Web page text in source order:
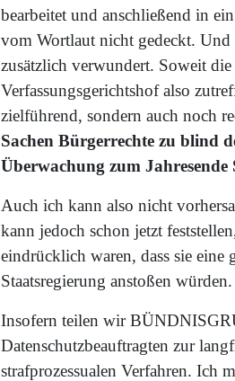
bearbeitet und anschließend in
vom Wortlaut nicht gedeckt.
zusätzlich verwundert. Soweit
Verfassungsgerichtshof also
zielführend, sondern auch noch
Sachen Bürgerrechte zu blind
Überwachung zum Jahresende
Auch ich kann also nicht
kann jedoch schon jetzt
eindrücklich waren, dass sie eine
Staatsregierung anstoßen würden.
Insofern teilen wir
Datenschutzbeauftragten zur
strafprozessualen Verfahren. Ich